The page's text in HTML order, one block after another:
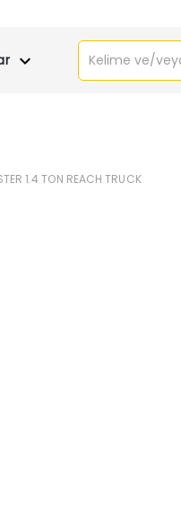
1.4 TON REACH TRUCK